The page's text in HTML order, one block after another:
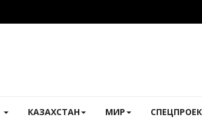
КАЗАХСТАН МИР